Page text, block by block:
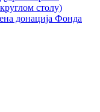
столу)
донација Фонда